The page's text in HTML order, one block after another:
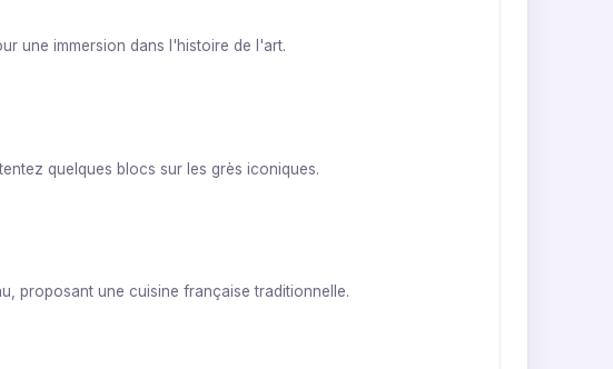
une immersion dans l'histoire de l'art.
quelques blocs sur les grès iconiques.
proposant une cuisine française traditionnelle.